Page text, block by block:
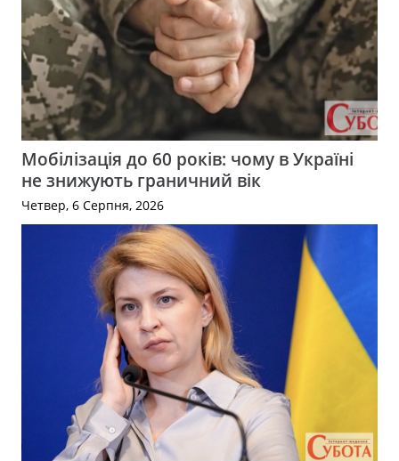
Мобілізація до 60 років: чому в Україні
не знижують граничний вік
Четвер, 6 Серпня, 2026